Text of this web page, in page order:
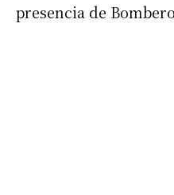
presencia de